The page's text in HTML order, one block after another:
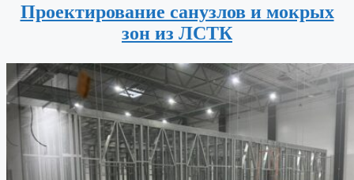
Проектирование санузлов и мокрых
зон из ЛСТК